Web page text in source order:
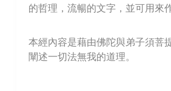
的哲理，流暢的文字，並可用來
本經內容是藉由佛陀與弟子須菩
闡述一切法無我的道理。